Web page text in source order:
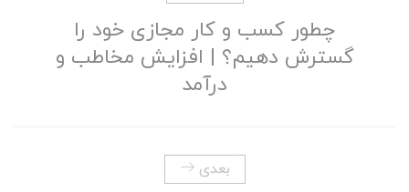
چطور کسب و کار مجازی خود را
گسترش دهیم؟ | افزایش مخاطب و
درآمد
بعدی